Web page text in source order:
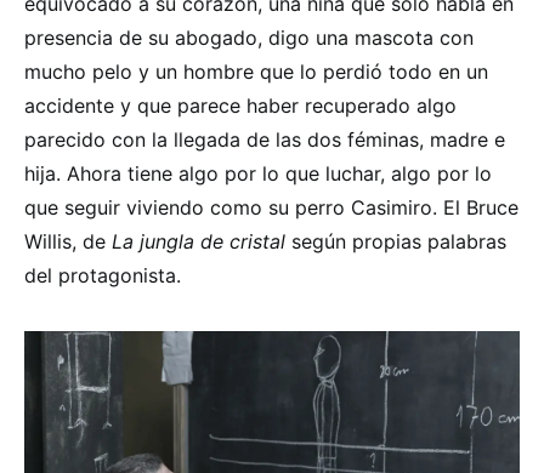
presencia de su abogado, digo una mascota con
mucho pelo y un hombre que lo perdió todo en un
accidente y que parece haber recuperado algo
parecido con la llegada de las dos féminas, madre e
hija. Ahora tiene algo por lo que luchar, algo por lo
que seguir viviendo como su perro Casimiro. El Bruce
Willis, de La jungla de cristal según propias palabras
del protagonista.